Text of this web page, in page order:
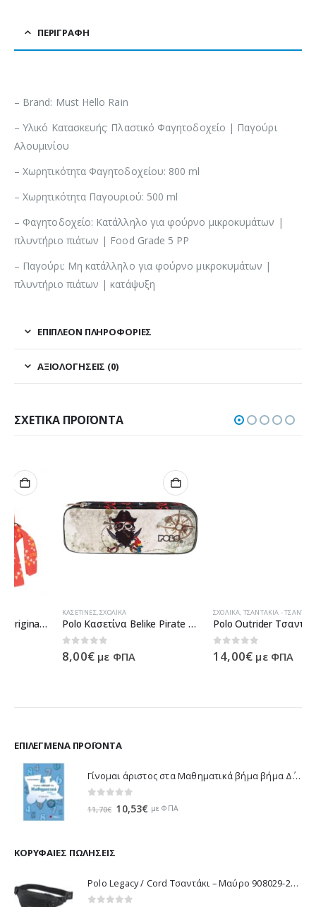
ΠΕΡΙΓΡΑΦΉ
– Brand: Must Hello Rain
– Υλικό Κατασκευής: Πλαστικό Φαγητοδοχείο | Παγούρι
Αλουμινίου
– Χωρητικότητα Φαγητοδοχείου: 800 ml
– Χωρητικότητα Παγουριού: 500 ml
– Φαγητοδοχείο: Κατάλληλο για φούρνο μικροκυμάτων |
πλυντήριο πιάτων | Food Grade 5 PP
– Παγούρι: Μη κατάλληλο για φούρνο μικροκυμάτων |
πλυντήριο πιάτων | κατάψυξη
ΕΠΙΠΛΈΟΝ ΠΛΗΡΟΦΟΡΊΕΣ
ΑΞΙΟΛΟΓΉΣΕΙΣ (0)
ΣΧΕΤΙΚΆ ΠΡΟΪΌΝΤΑ
ΣΧΟΛΙΚΆ
Polo Κασετίνα Belike Pirate 937252-61 2019
out of 5με ΦΠΑ
ΤΣΑΝΤΆΚΙΑ - ΤΣΆΝΤΕΣ ΏΜΟΥ
Polo Outrider Τσαντάκι – Μαύρο 908108-2000
out of 5με ΦΠΑ
ΕΠΙΛΕΓΜΈΝΑ ΠΡΟΪΌΝΤΑ
Γίνομαι άριστος στα Μαθηματικά βήμα βήμα Δ΄ Δημοτικού - Λυκοτραφίτη Αντιγόνη 21188
11,70€ Original
10,53€ Ημε ΦΠΑ
ΚΟΡΥΦΑΊΕΣ ΠΩΛΉΣΕΙΣ
Polo Legacy / Cord Τσαντάκι – Μαύρο 908029-2000 2022